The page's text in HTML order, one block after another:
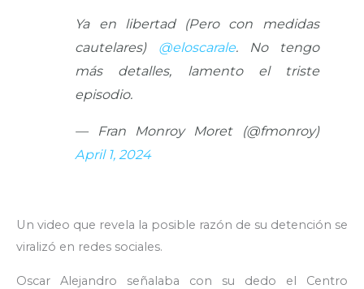
Ya en libertad (Pero con medidas
cautelares) @eloscarale. No tengo
más detalles, lamento el triste
episodio.
— Fran Monroy Moret (@fmonroy)
April 1, 2024
Un video que revela la posible razón de su detención se
viralizó en redes sociales.
Oscar Alejandro señalaba con su dedo el Centro